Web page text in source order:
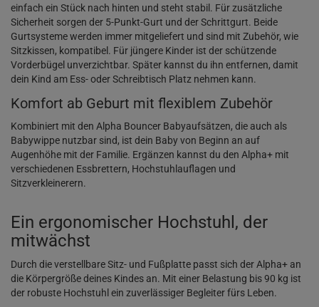
einfach ein Stück nach hinten und steht stabil. Für zusätzliche
Sicherheit sorgen der 5-Punkt-Gurt und der Schrittgurt. Beide
Gurtsysteme werden immer mitgeliefert und sind mit Zubehör, wie
Sitzkissen, kompatibel. Für jüngere Kinder ist der schützende
Vorderbügel unverzichtbar. Später kannst du ihn entfernen, damit
dein Kind am Ess- oder Schreibtisch Platz nehmen kann.
Komfort ab Geburt mit flexiblem Zubehör
Kombiniert mit den Alpha Bouncer Babyaufsätzen, die auch als
Babywippe nutzbar sind, ist dein Baby von Beginn an auf
Augenhöhe mit der Familie. Ergänzen kannst du den Alpha+ mit
verschiedenen Essbrettern, Hochstuhlauflagen und
Sitzverkleinerern.
Ein ergonomischer Hochstuhl, der
mitwächst
Durch die verstellbare Sitz- und Fußplatte passt sich der Alpha+ an
die Körpergröße deines Kindes an. Mit einer Belastung bis 90 kg ist
der robuste Hochstuhl ein zuverlässiger Begleiter fürs Leben.